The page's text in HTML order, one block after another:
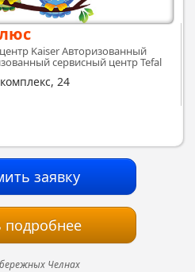
Kaiser Авторизованный
сервисный центр Tefal
24
заявку
подробнее
Челнах